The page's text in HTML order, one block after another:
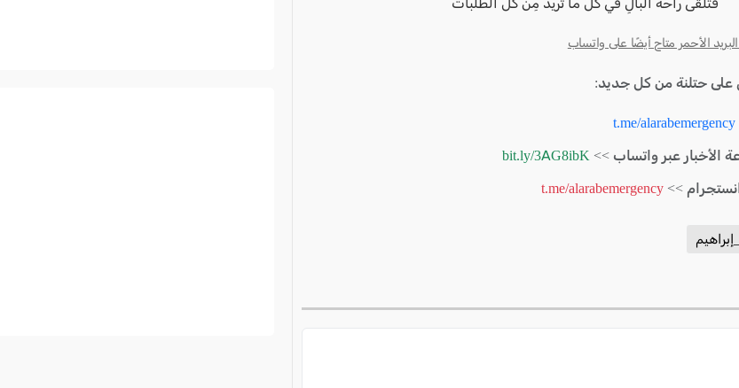
الأحمر متاح أيضًا على واتساب
على حتلنة من كل جديد:
t.me/alarabemergency
الأخبار عبر واتساب >> bit.ly/3AG8ibK
>>
t.me/alarabemergency